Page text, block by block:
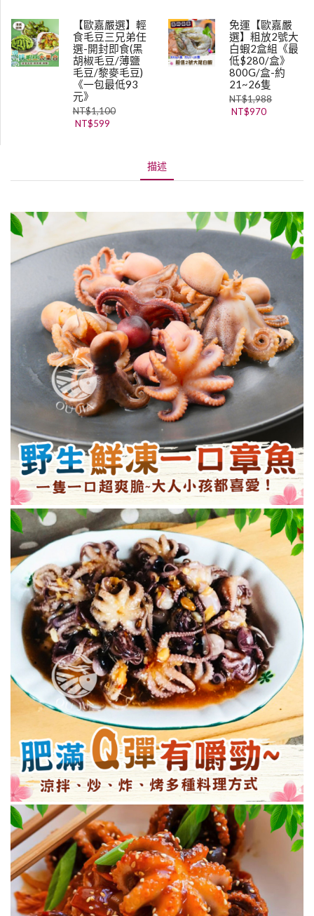
【歐嘉嚴選】輕
食毛豆三兄弟任
選-開封即食(黑
胡椒毛豆/薄鹽
毛豆/黎麥毛豆)
《一包最低93
元》
NT$1,100
NT$599
免運【歐嘉嚴
選】粗放2號大
白蝦2盒組《最
低$280/盒》
800G/盒-約
21~26隻
NT$1,988
NT$970
描述